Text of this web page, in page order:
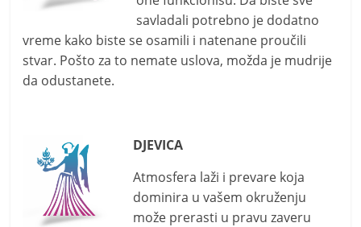
savladali potrebno je dodatno
vreme kako biste se osamili i natenane proučili
stvar. Pošto za to nemate uslova, možda je mudrije
da odustanete.
DJEVICA
Atmosfera laži i prevare koja
dominira u vašem okruženju
može prerasti u pravu zaveru